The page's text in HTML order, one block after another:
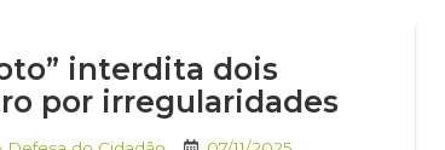
interdita dois
por irregularidades